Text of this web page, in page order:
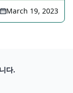
March 19, 2023
다.